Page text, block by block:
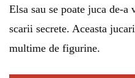
Elsa sau se poate juca de-a
scarii secrete. Aceasta
multime de figurine.